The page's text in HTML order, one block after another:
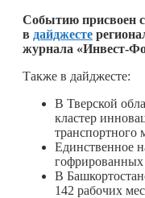
Событию присвоен
в дайджесте
журнала «Инвест-
Также в дайджесте:
В Тверской
кластер
транспортного
Единственное
гофрированных
В
142 рабочих